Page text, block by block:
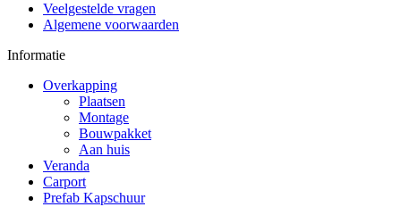
Veelgestelde vragen
Algemene voorwaarden
Informatie
Overkapping
Plaatsen
Montage
Bouwpakket
Aan huis
Veranda
Carport
Prefab Kapschuur